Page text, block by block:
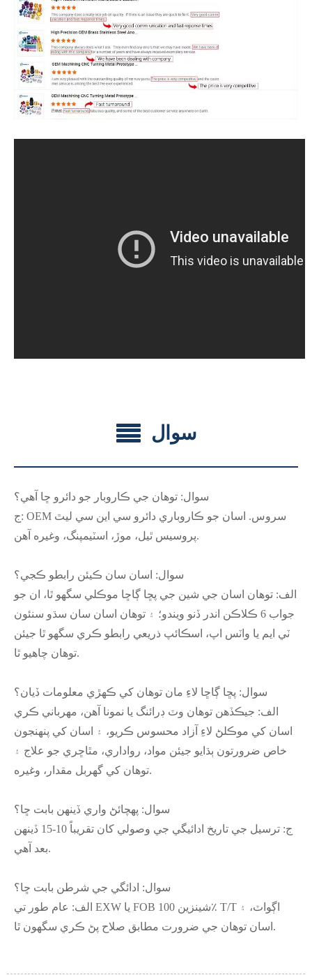
سوال
سوال: توهان جي ڪاروبار جو دائرو ڇا آهي؟
ج: OEM سروس. اسان جو ڪاروباري دائرو سي اين سي ليٿ
پروسيس ٿيل، موڙ، اسٽيمپنگ، وغيره آهن.
سوال: اسان سان ڪيئن رابطو ڪجي؟
الف: توهان اسان جي شين جي پڇا ڳاڇا موڪلي سگهو ٿا، ان جو
جواب 6 ڪلاڪن اندر ڏنو ويندو؛ ۽ توهان اسان سان سڌو سنئون
ٽي ايم يا واٽس اپ، اسڪائپ ذريعي رابطو ڪري سگهو ٿا جيئن
توهان چاهيو ٿا.
سوال: پڇا ڳاڇا لاءِ مان توهان کي ڪهڙي معلومات ڏيان؟
الف: جيڪڏهن توهان وٽ ڊرائنگ يا نمونا آهن، مهرباني ڪري
اسان کي موڪلڻ لاءِ آزاد محسوس ڪريو، ۽ اسان کي پنهنجون
خاص ضرورتون ٻڌايو جيئن مواد، رواداري، مٿاڇري جو علاج ۽
توهان کي گهربل مقدار، وغيره.
سوال: پهچائڻ واري ڏينهن بابت ڇا؟
ج: ترسيل جي تاريخ ادائيگي جي وصولي کان تقريباً 10-15 ڏينهن
بعد آهي.
سوال: ادائگي جي شرطن بابت ڇا؟
الف: عام طور تي EXW يا FOB شينزين 100٪ T/T اڳواٽ، ۽
اسان توهان جي ضرورت مطابق صلاح پڻ ڪري سگهون ٿا.